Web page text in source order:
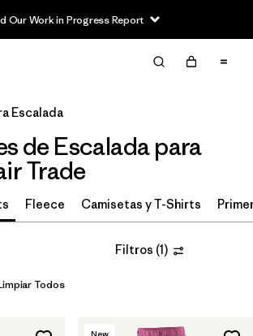
Our Work in Progress Report
Limpiar Todos
Escalada
de Escalada para
Trade
Fleece Camisetas y T-Shirts
Filtros (1)
Todos
New